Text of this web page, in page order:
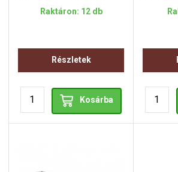
Raktáron: 12 db
Részletek
Kosárba